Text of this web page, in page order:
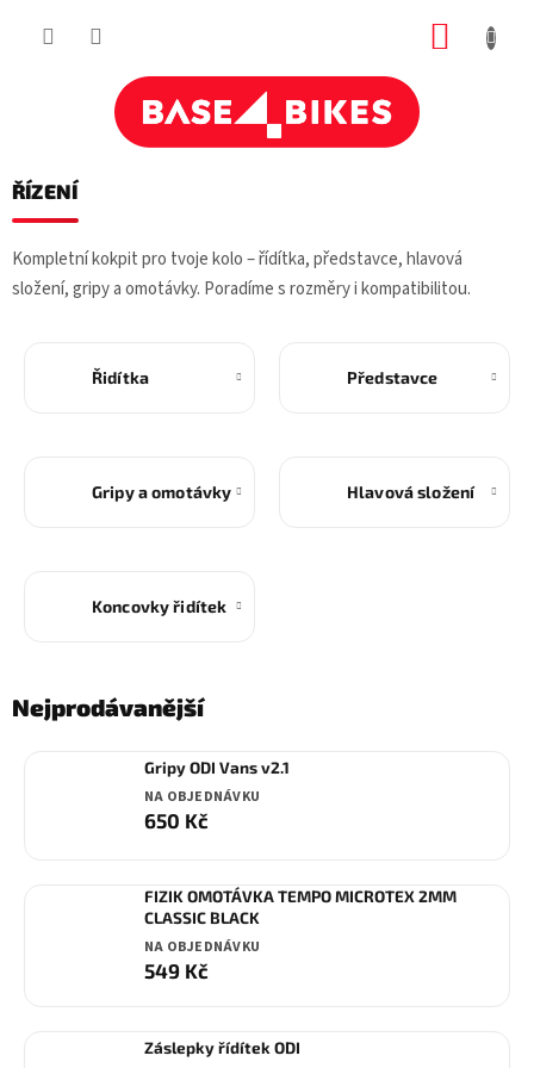
ŘÍZENÍ
Kompletní kokpit pro tvoje kolo – řídítka, představce, hlavová
složení, gripy a omotávky. Poradíme s rozměry i kompatibilitou.
Řidítka Představce
Gripy a omotávky Hlavová složení
Koncovky řidítek
Nejprodávanější
Gripy ODI Vans v2.1
NA OBJEDNÁVKU
650 Kč
FIZIK OMOTÁVKA TEMPO MICROTEX 2MM
CLASSIC BLACK
NA OBJEDNÁVKU
549 Kč
Záslepky řídítek ODI